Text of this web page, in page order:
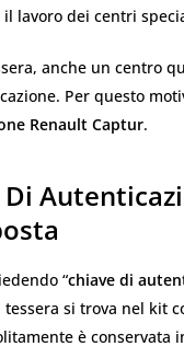
lavoro dei centri
anche un centro
Per questo
Renault Captur.
Di
“chiave di
si trova nel kit
è